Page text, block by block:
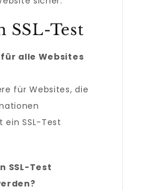
SSL-Test
für alle Websites
für Websites, die
ein SSL-Test
SSL-Test